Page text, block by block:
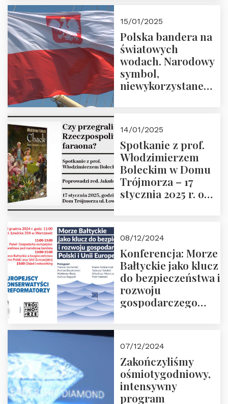
Prowadzi prof.
Zbigniew
Stawrowski
15/01/2025
Polska bandera na
światowych
wodach. Narodowy
symbol,
niewykorzystane
14/01/2025
Spotkanie z prof.
Włodzimierzem
Boleckim w Domu
Trójmorza – 17
stycznia 2025 r. o
08/12/2024
Konferencja: Morze
Bałtyckie jako klucz
do bezpieczeństwa i
rozwoju
gospodarczego
ZAPRASZAMY
07/12/2024
Zakończyliśmy
ośmiotygodniowy,
intensywny
program